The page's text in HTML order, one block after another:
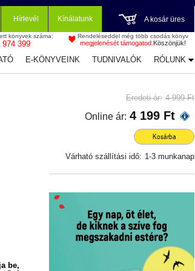
Hírlevél Kínálatunk A kosár üres
könyvek száma:
974 399
Rendeléseddel még több csodás könyv
megjelenését támogatod. Köszönjük!
E-KÖNYVEINK TUDNIVALÓK RÓLUNK
be,
Eredeti ár: 4 999 Ft
Online ár: 4 199 Ft
Kosárba
Várható szállítási idő: 1-3 munkanap